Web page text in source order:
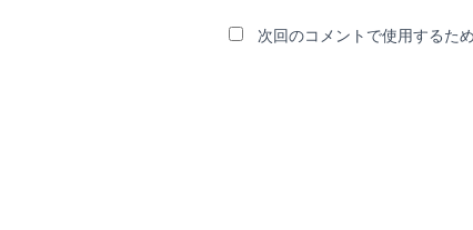
次回のコメントで使用するた